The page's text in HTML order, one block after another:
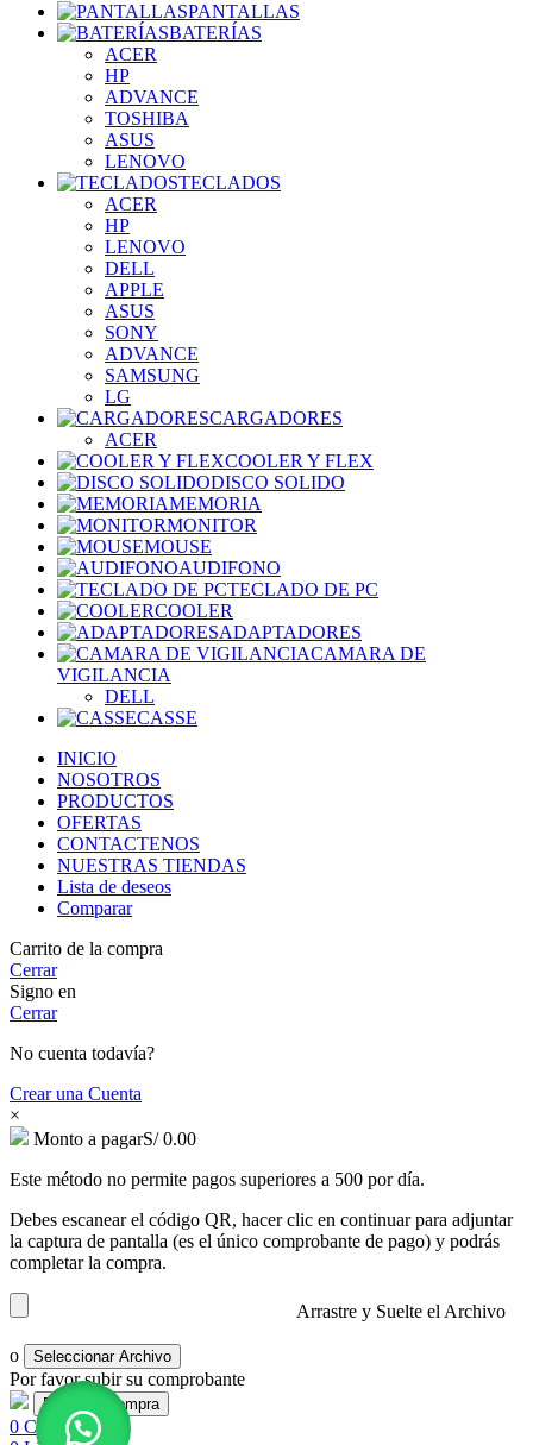
PANTALLAS
BATERÍAS
ACER
HP
ADVANCE
TOSHIBA
ASUS
LENOVO
TECLADOS
ACER
HP
LENOVO
DELL
APPLE
ASUS
SONY
ADVANCE
SAMSUNG
LG
CARGADORES
ACER
COOLER Y FLEX
DISCO SOLIDO
MEMORIA
MONITOR
MOUSE
AUDIFONO
TECLADO DE PC
COOLER
ADAPTADORES
CAMARA DE
VIGILANCIA
DELL
CASSE
INICIO
NOSOTROS
PRODUCTOS
OFERTAS
CONTACTENOS
NUESTRAS TIENDAS
Lista de deseos
Comparar
Carrito de la compra
Cerrar
Signo en
Cerrar
No cuenta todavía?
Crear una Cuenta
×
Monto a pagarS/0.00
Este método no permite pagos superiores a 500 por día.
Debes escanear el código QR, hacer clic en continuar para adjuntar
la captura de pantalla (es el único comprobante de pago) y podrás
completar la compra.
Arrastre y Suelte el Archivo
o Seleccionar Archivo
Por favor subir su comprobante
0 Comparar